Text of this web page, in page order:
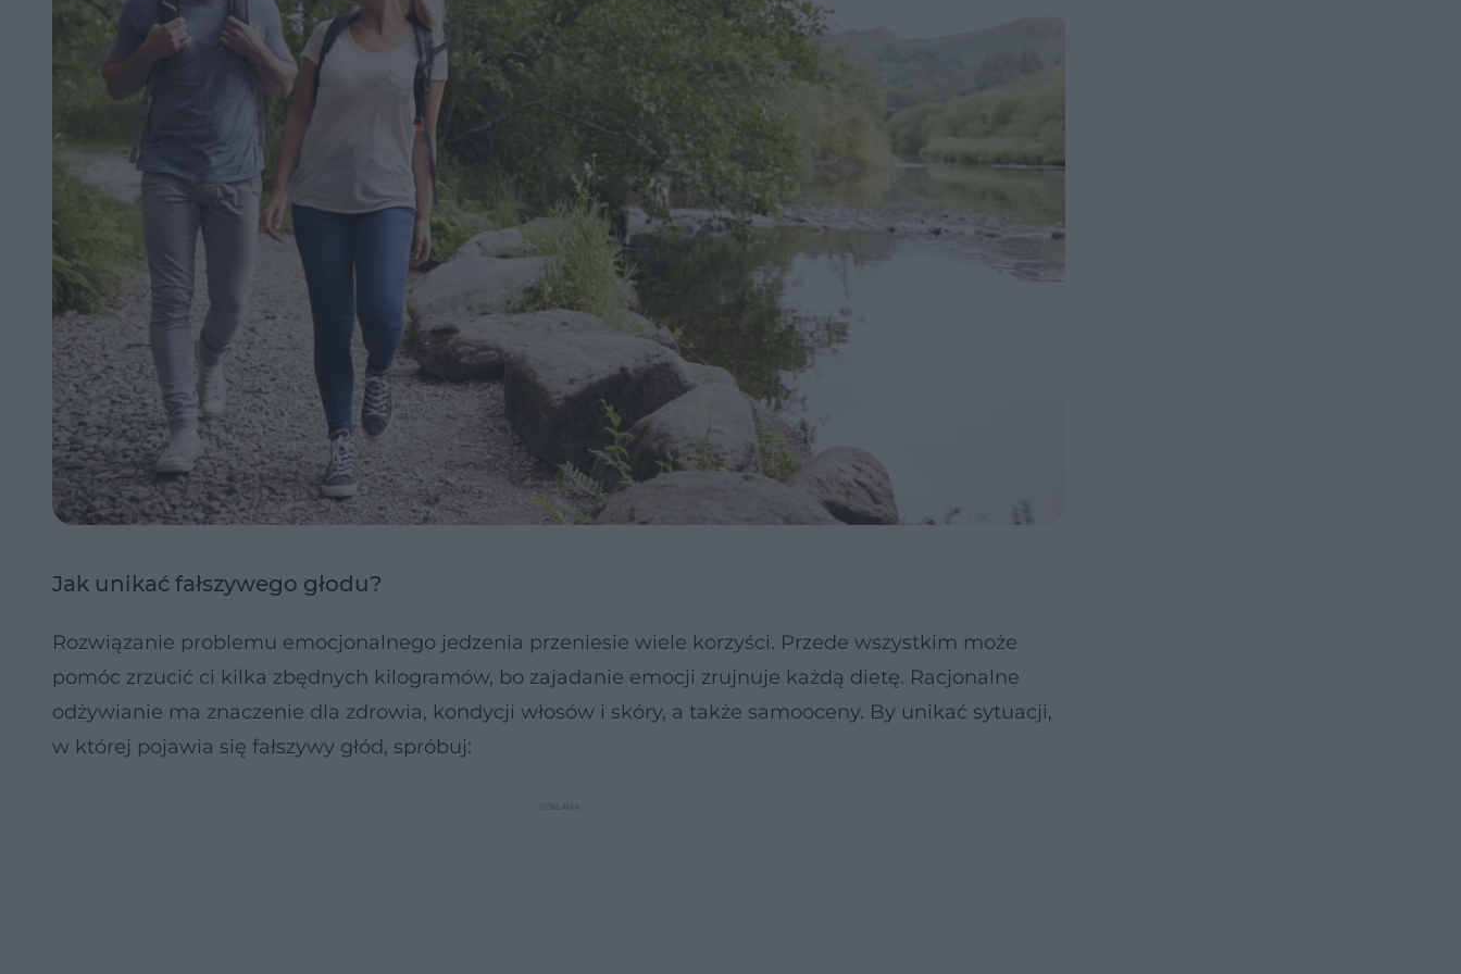
Jak unikać fałszywego głodu?
Rozwiązanie problemu emocjonalnego jedzenia przeniesie wiele korzyści. Przede wszystkim może
pomóc zrzucić ci kilka zbędnych kilogramów, bo zajadanie emocji zrujnuje każdą dietę. Racjonalne
odżywianie ma znaczenie dla zdrowia, kondycji włosów i skóry, a także samooceny. By unikać sytuacji,
w której pojawia się fałszywy głód, spróbuj: